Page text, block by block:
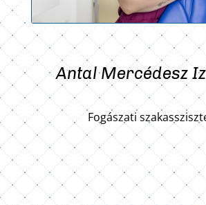
Antal Mercédesz
Fogászati